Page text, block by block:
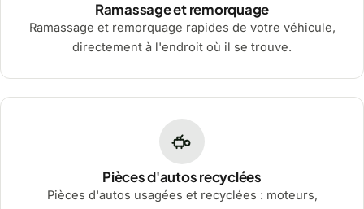
Ramassage et remorquage
Ramassage et remorquage rapides de votre véhicule,
directement à l'endroit où il se trouve.
Pièces d'autos recyclées
Pièces d'autos usagées et recyclées : moteurs,